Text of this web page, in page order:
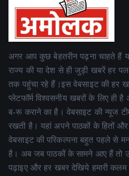
अगर आप कुछ बेहतरीन पढ़ना चाहते हैं
राज्य की या देश से ही जुड़ी खबरें हर
तक पहुंचा रहे हैं।इस वेबसाइट की हर
प्लेटफॉर्म विश्वसनीय खबरों के लिए ही
ब-रू कराने का है। वेबसाइट की न्यूज
रखती है। यहां अपने पाठकों के हितों
वेबसाइट की परिकल्पना बहुत पहले से
है। अब जब पाठकों के सामने आए हैं तो
पढ़ाइए और हर खबर देखिये हमारी